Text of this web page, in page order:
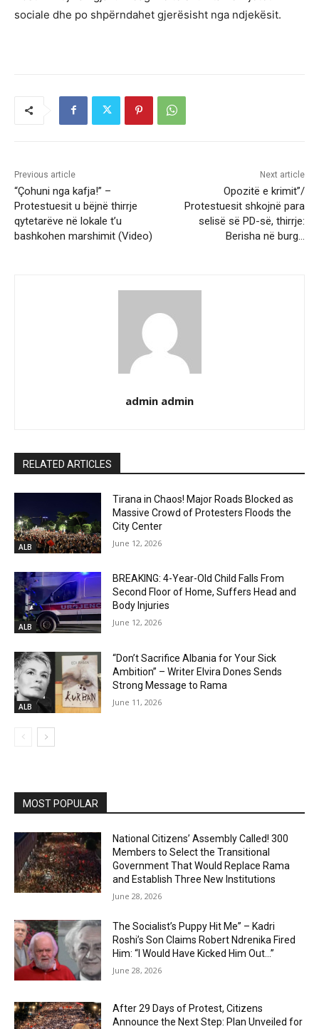
sociale dhe po shpërndahet gjerësisht nga ndjekësit.
Previous article
“Çohuni nga kafja!” –
Protestuesit u bëjnë thirrje
qytetarëve në lokale t’u
bashkohen marshimit (Video)
Next article
Opozitë e krimit”/
Protestuesit shkojnë para
selisë së PD-së, thirrje:
Berisha në burg…
admin admin
RELATED ARTICLES
ALB
Tirana in Chaos! Major Roads Blocked as
Massive Crowd of Protesters Floods the
City Center
June 12, 2026
ALB
BREAKING: 4-Year-Old Child Falls From
Second Floor of Home, Suffers Head and
Body Injuries
June 12, 2026
ALB
“Don’t Sacrifice Albania for Your Sick
Ambition” – Writer Elvira Dones Sends
Strong Message to Rama
June 11, 2026
MOST POPULAR
National Citizens’ Assembly Called! 300
Members to Select the Transitional
Government That Would Replace Rama
and Establish Three New Institutions
June 28, 2026
The Socialist’s Puppy Hit Me” – Kadri
Roshi’s Son Claims Robert Ndrenika Fired
Him: “I Would Have Kicked Him Out…”
June 28, 2026
After 29 Days of Protest, Citizens
Announce the Next Step: Plan Unveiled for